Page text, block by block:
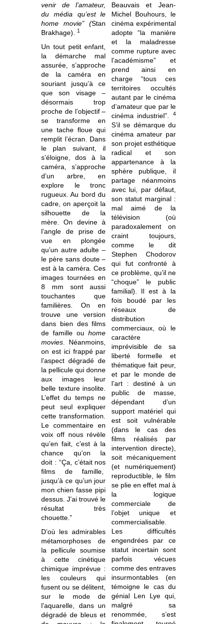
venir de l’amateur,
du média qu’est le
home movie” (Stan
Brakhage).
1
Un tout petit enfant,
la démarche mal
assurée, s’approche
de la caméra en
souriant jusqu’à ce
que son visage –
désormais trop
proche de l’objectif –
se transforme en
une tache floue qui
remplit l’écran. Dans
le plan suivant, il
s’éloigne, dos à la
caméra, s’approche
d’un arbre, en
explore le tronc
rugueux. Au bord du
cadre, on aperçoit la
silhouette de la
mère. On devine à
l’angle de prise de
vue en plongée
qu’un autre adulte –
le père sans doute –
est à la caméra. Ces
images tournées en
8 mm sont aussi
touchantes que
familières. On en
trouve une version
dans bien des films
de famille ouhome
movies . Néanmoins,
on est ici frappé par
l’aspect dégradé de
la pellicule qui donne
aux images leur
belle texture insolite.
L’effet du temps ne
peut seul expliquer
cette transformation.
Le commentaire en
voix off nous révèle
qu’en fait, c’est à la
chance qu’on la
doit : “Ça, c’était nos
films de famille,
jusqu’à ce qu’un jour
mon chien fasse pipi
dessus. J’ai trouvé le
résultat très
chouette.”
D’où les admirables
métamorphoses de
la pellicule soumise
à cette cinétique
chimique imprévue :
les couleurs qui
fusent ou se délitent,
sur le mode de
l’aquarelle, dans un
dégradé de bleus et
Beauvais et Jean-
Michel Bouhours, le
cinéma expérimental
adopte “la manière
et la maladresse
comme rupture avec
l’académisme” et
prend ainsi en
charge “tous ces
territoires occultés
autant par le cinéma
d’amateur que par le
cinéma industriel”.
4
S’il se démarque du
cinéma amateur par
son projet esthétique
radical et son
appartenance à la
sphère publique, il
partage néanmoins
avec lui, par défaut,
son statut marginal :
mal aimé de la
télévision (où
paradoxalement on
craint toujours,
comme le dit
Stephen Chodorov
qui fut confronté à
ce problème, qu’il ne
“choque” le public
familial). Il est à la
fois boudé par les
réseaux de
distribution
commerciaux, où le
caractère
imprévisible de sa
liberté formelle et
thématique fait peur,
et par le monde de
l’art : destiné à un
public de masse,
dépendant d’un
support matériel qui
est soit vulnérable
(dans le cas des
films réalisés par
intervention directe),
soit mécaniquement
(et numériquement)
reproductible, le film
se plie en effet mal à
la logique
commerciale de
l’objet unique et
commercialisable.
Les difficultés
engendrées par ce
statut incertain sont
parfois vécues
comme des entraves
insurmontables (en
témoigne le cas du
génial Len Lye qui,
malgré sa
renommée, s’est